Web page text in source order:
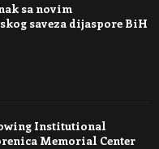
sa novim
saveza dijaspore BiH
Institutional
Memorial Center